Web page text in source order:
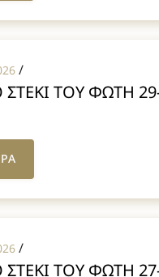
/
ΤΟΥ ΦΩΤΗ
/
ΤΟΥ ΦΩΤΗ